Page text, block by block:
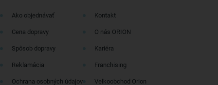
Ako objednávať
Cena dopravy
Spôsob dopravy
Reklamácia
Ochrana osobných údajov
Kontakt
O nás ORION
Kariéra
Franchising
Velkoobchod Orion